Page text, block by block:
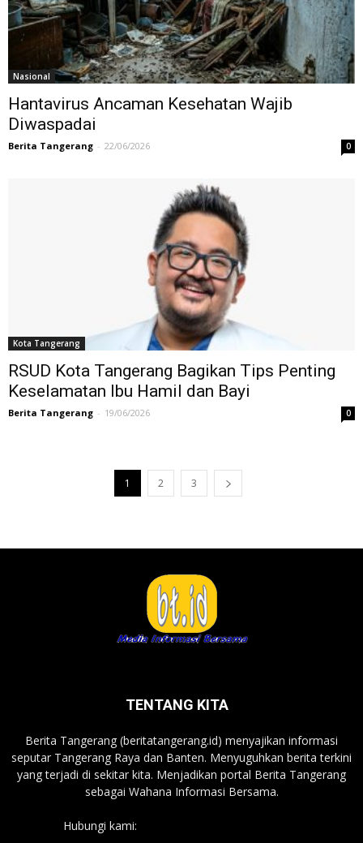
Nasional
Hantavirus Ancaman Kesehatan Wajib
Diwaspadai
Berita Tangerang - 22/06/2026 0
Kota Tangerang
RSUD Kota Tangerang Bagikan Tips Penting
Keselamatan Ibu Hamil dan Bayi
Berita Tangerang - 19/06/2026 0
1 2 3
TENTANG KITA
Berita Tangerang (beritatangerang.id) menyajikan informasi
seputar Tangerang Raya dan Banten. Menyuguhkan berita terkini
yang terjadi di sekitar kita. Menjadikan portal Berita Tangerang
sebagai Wahana Informasi Bersama.
Hubungi kami: